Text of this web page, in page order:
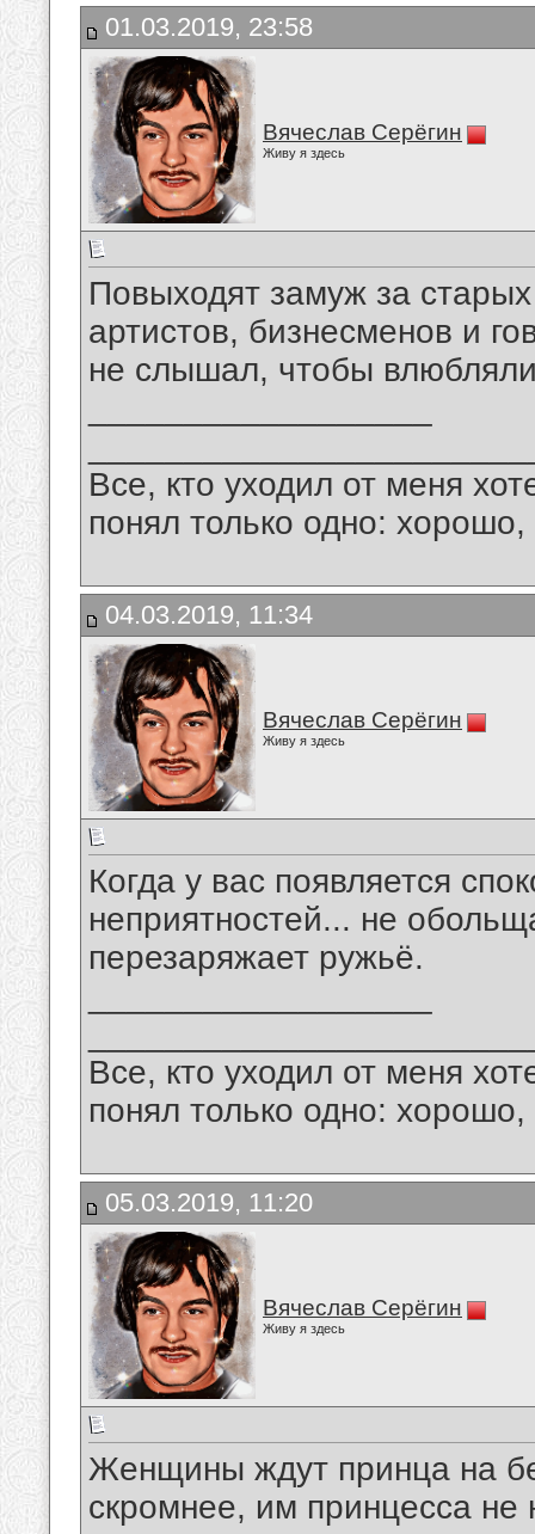
01.03.2019, 23:58
Вячеслав Серёгин
Живу я здесь
Повыходят замуж за
артистов, бизнесменов и
не слышал, чтобы
Все, кто уходил от меня
понял только одно:
04.03.2019, 11:34
Вячеслав Серёгин
Живу я здесь
Когда у вас появляется
неприятностей... не
перезаряжает ружьё.
Все, кто уходил от меня
понял только одно:
05.03.2019, 11:20
Вячеслав Серёгин
Живу я здесь
Женщины ждут принца на
скромнее, им принцесса не